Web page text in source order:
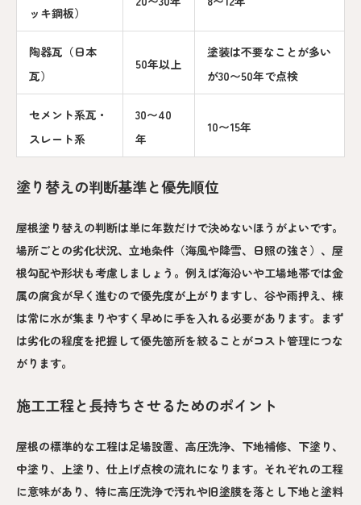
ッキ鋼板）
陶器瓦（日本
瓦）
50年以上
塗装は不要なことが多い
が30〜50年で点検
セメント系瓦・
スレート系
30〜40
年
10〜15年
塗り替えの判断基準と優先順位
屋根塗り替えの判断は単に年数だけで決めないほうがよいです。
場所ごとの劣化状況、立地条件（海風や降雪、日照の強さ）、屋
根勾配や形状も考慮しましょう。例えば海沿いや工場地帯では金
属の腐食が早く進むので優先度が上がりますし、谷や雨押え、棟
は常に水が集まりやすく早めに手を入れる必要があります。まず
は劣化の程度を把握して優先箇所を絞ることがコスト管理につな
がります。
施工工程と長持ちさせるためのポイント
屋根の標準的な工程は足場設置、高圧洗浄、下地補修、下塗り、
中塗り、上塗り、仕上げ点検の流れになります。それぞれの工程
に意味があり、特に高圧洗浄で汚れや旧塗膜を落とし下地と塗料